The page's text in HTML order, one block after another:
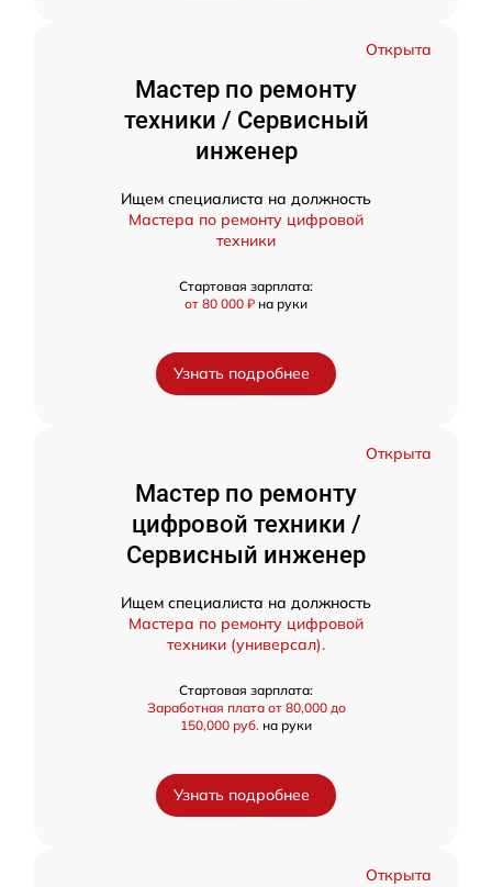
Открыта
Мастер по ремонту
техники / Сервисный
инженер
Ищем специалиста на должность
Мастера по ремонту цифровой
техники
Стартовая зарплата:
от 80 000 ₽ на руки
Узнать подробнее
Открыта
Мастер по ремонту
цифровой техники /
Сервисный инженер
Ищем специалиста на должность
Мастера по ремонту цифровой
техники (универсал).
Стартовая зарплата:
Заработная плата от 80,000 до
150,000 руб. на руки
Узнать подробнее
Открыта